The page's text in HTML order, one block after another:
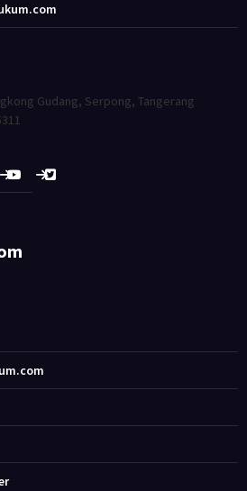
Gudang, Serpong, Tangerang